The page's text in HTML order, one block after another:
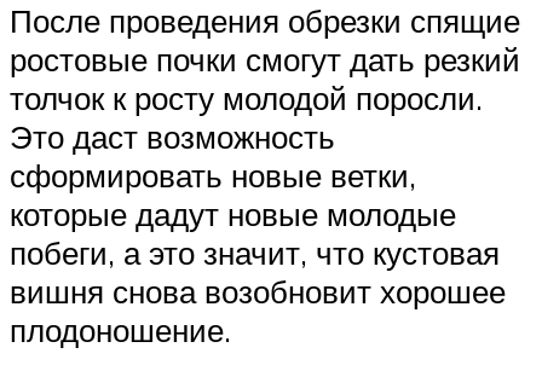
После проведения обрезки спящие
ростовые почки смогут дать резкий
толчок к росту молодой поросли.
Это даст возможность
сформировать новые ветки,
которые дадут новые молодые
побеги, а это значит, что кустовая
вишня снова возобновит хорошее
плодоношение.